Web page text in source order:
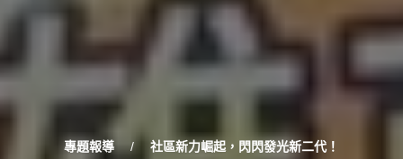
專題報導 / 社區新力崛起，閃閃發光新二代！